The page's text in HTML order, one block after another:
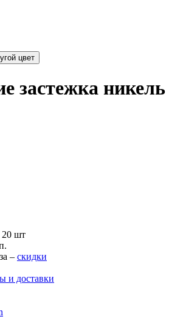
Выбрать другой цвет
застежка никель
20 шт
– скидки
и доставки